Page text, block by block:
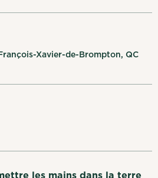
Xavier-de-Brompton, QC
les mains dans la terre